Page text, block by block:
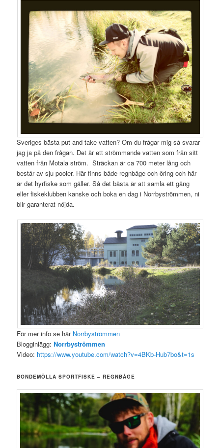
Sveriges bästa put and take vatten? Om du frågar mig så svarar
jag ja på den frågan. Det är ett strömmande vatten som från sitt
vatten från Motala ström. Sträckan är ca 700 meter lång och
består av sju pooler. Här finns både regnbåge och öring och här
är det hyrfiske som gäller. Så det bästa är att samla ett gäng
eller fiskeklubben kanske och boka en dag i Norrbyströmmen, ni
blir garanterat nöjda.
För mer info se här Norrbyströmmen
Blogginlägg:Norrbyströmmen
Video: https://www.youtube.com/watch?v=4BKb-Hub7bo&t=1s
BONDEMÖLLA SPORTFISKE – REGNBÅGE